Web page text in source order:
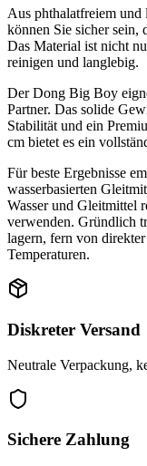
Aus phthalatfreiem
können Sie sicher sein,
Das Material ist nicht
reinigen und langlebig.
Der Dong Big Boy
Partner. Das solide
Stabilität und ein
cm bietet es ein
Für beste Ergebnisse
wasserbasierten
Wasser und Gleitmittel
verwenden. Gründlich
lagern, fern von
Temperaturen.
Diskreter Versand
Neutrale Verpackung,
Sichere Zahlung